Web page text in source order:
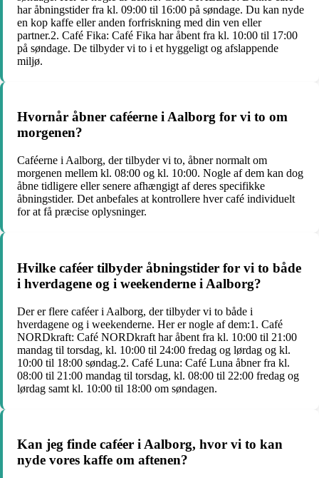
har åbningstider fra kl. 09:00 til 16:00 på søndage. Du kan nyde
en kop kaffe eller anden forfriskning med din ven eller
partner.2. Café Fika: Café Fika har åbent fra kl. 10:00 til 17:00
på søndage. De tilbyder vi to i et hyggeligt og afslappende
miljø.
Hvornår åbner caféerne i Aalborg for vi to om
morgenen?
Caféerne i Aalborg, der tilbyder vi to, åbner normalt om
morgenen mellem kl. 08:00 og kl. 10:00. Nogle af dem kan dog
åbne tidligere eller senere afhængigt af deres specifikke
åbningstider. Det anbefales at kontrollere hver café individuelt
for at få præcise oplysninger.
Hvilke caféer tilbyder åbningstider for vi to både
i hverdagene og i weekenderne i Aalborg?
Der er flere caféer i Aalborg, der tilbyder vi to både i
hverdagene og i weekenderne. Her er nogle af dem:1. Café
NORDkraft: Café NORDkraft har åbent fra kl. 10:00 til 21:00
mandag til torsdag, kl. 10:00 til 24:00 fredag og lørdag og kl.
10:00 til 18:00 søndag.2. Café Luna: Café Luna åbner fra kl.
08:00 til 21:00 mandag til torsdag, kl. 08:00 til 22:00 fredag og
lørdag samt kl. 10:00 til 18:00 om søndagen.
Kan jeg finde caféer i Aalborg, hvor vi to kan
nyde vores kaffe om aftenen?